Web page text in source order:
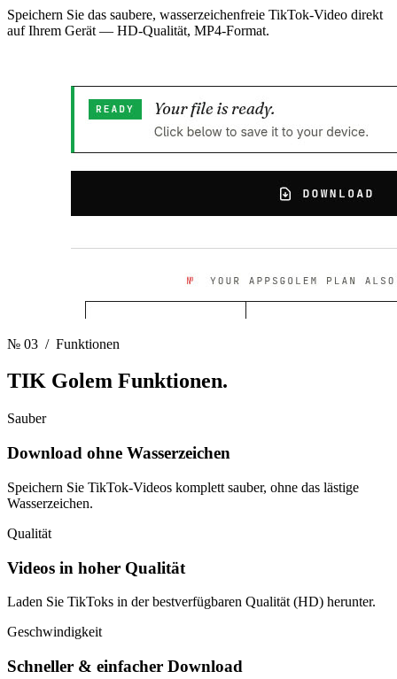
Speichern Sie das saubere, wasserzeichenfreie TikTok-Video direkt
auf Ihrem Gerät — HD-Qualität, MP4-Format.
№ 03 / Funktionen
TIK Golem Funktionen.
Sauber
Download ohne Wasserzeichen
Speichern Sie TikTok-Videos komplett sauber, ohne das lästige
Wasserzeichen.
Qualität
Videos in hoher Qualität
Laden Sie TikToks in der bestverfügbaren Qualität (HD) herunter.
Geschwindigkeit
Schneller & einfacher Download